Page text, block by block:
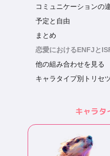
コミュニケーションの
予定と自由
まとめ
恋愛におけるENFJと
他の組み合わせを見る
キャラタイプ別トリセ
キャラタ